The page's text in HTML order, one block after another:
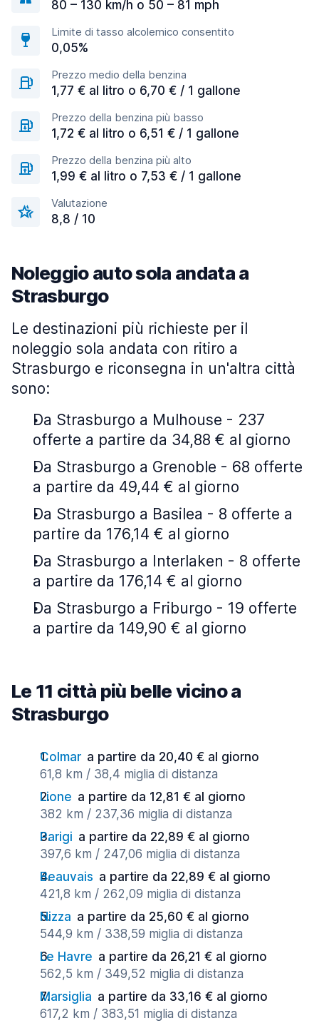
80 – 130 km/h o 50 – 81 mph
Limite di tasso alcolemico consentito
0,05%
Prezzo medio della benzina
1,77 € al litro o 6,70 € / 1 gallone
Prezzo della benzina più basso
1,72 € al litro o 6,51 € / 1 gallone
Prezzo della benzina più alto
1,99 € al litro o 7,53 € / 1 gallone
Valutazione
8,8 / 10
Noleggio auto sola andata a
Strasburgo
Le destinazioni più richieste per il
noleggio sola andata con ritiro a
Strasburgo e riconsegna in un'altra città
sono:
Da Strasburgo a Mulhouse - 237
offerte a partire da 34,88 € al giorno
Da Strasburgo a Grenoble - 68 offerte
a partire da 49,44 € al giorno
Da Strasburgo a Basilea - 8 offerte a
partire da 176,14 € al giorno
Da Strasburgo a Interlaken - 8 offerte
a partire da 176,14 € al giorno
Da Strasburgo a Friburgo - 19 offerte
a partire da 149,90 € al giorno
Le 11 città più belle vicino a
Strasburgo
Colmar a partire da 20,40 € al giorno
61,8 km / 38,4 miglia di distanza
Lione a partire da 12,81 € al giorno
382 km / 237,36 miglia di distanza
Parigi a partire da 22,89 € al giorno
397,6 km / 247,06 miglia di distanza
Beauvais a partire da 22,89 € al giorno
421,8 km / 262,09 miglia di distanza
Nizza a partire da 25,60 € al giorno
544,9 km / 338,59 miglia di distanza
Le Havre a partire da 26,21 € al giorno
562,5 km / 349,52 miglia di distanza
Marsiglia a partire da 33,16 € al giorno
617,2 km / 383,51 miglia di distanza